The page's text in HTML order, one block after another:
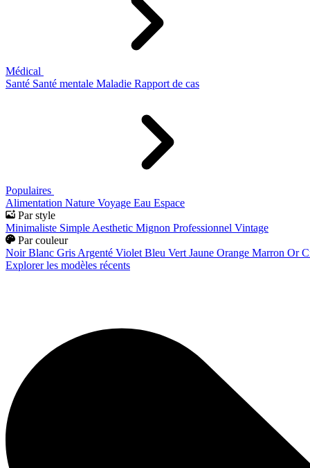
Médical
Santé Santé mentale Maladie Rapport de cas
Populaires
Alimentation Nature Voyage Eau Espace
Par style
Minimaliste Simple Aesthetic Mignon Professionnel Vintage
Par couleur
Noir Blanc Gris Argenté Violet Bleu Vert Jaune Orange Marron Or
Explorer les modèles récents